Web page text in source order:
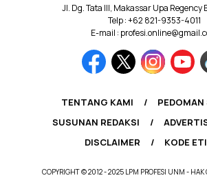
Jl. Dg. Tata III, Makassar Upa Regency
Telp : +62 821-9353-4011
E-mail :
TENTANG KAMI
PEDOMAN
SUSUNAN REDAKSI
DISCLAIMER
KODE
COPYRIGHT © 2012 - 2025 LPM PROFESI UNM -